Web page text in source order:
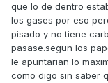
que lo de dentro
los gases por eso
pisado y no tiene
pasase.segun los
le apuntarian lo
como digo sin saber